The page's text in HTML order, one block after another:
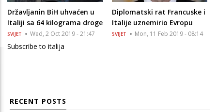
Državljanin BiH uhvaćen u
Italiji sa 64 kilograma droge
SVIJET Wed, 2 Oct 2019 - 21:47
Diplomatski rat Francuske i
Italije uznemirio Evropu
SVIJET Mon, 11 Feb 2019 - 08:14
Subscribe to italija
RECENT POSTS